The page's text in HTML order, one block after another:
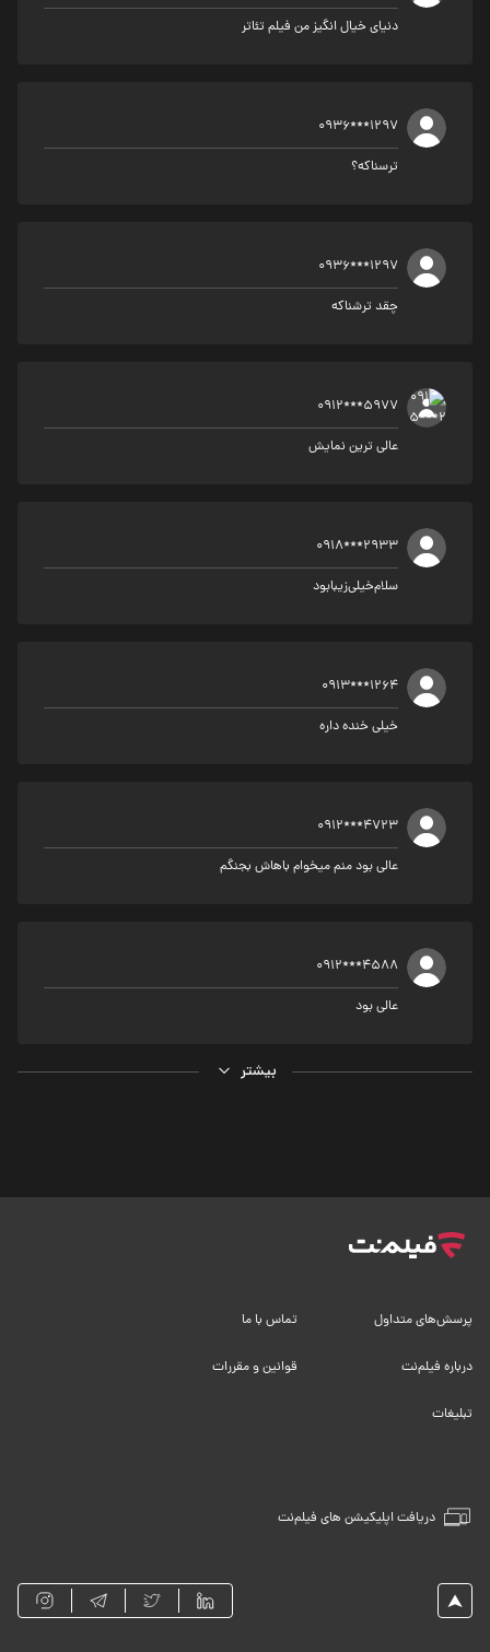
دنیای خیال انگيز من فیلم تئاتر
0936***1297
ترسناکه؟
0936***1297
چقد ترشناکه
0912***5977
عالی ترین نمایش
0918***2933
سلام‌خیلی‌زیبا‌بو‌د
0913***1264
خیلی خنده داره
0912***4723
عالی بود منم میخوام باهاش بجنگم
0912***4588
عالی بود
بیشتر
دریافت اپلیکیشن های فیلم‌نت
پرسش‌های متداول تماس با ما
درباره فیلم‌نت قوانین و مقررات
تبلیغات